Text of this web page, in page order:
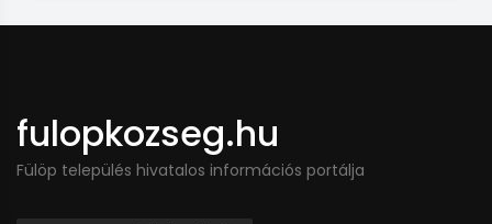
fulopkozseg.hu
Fülöp település hivatalos információs portálja